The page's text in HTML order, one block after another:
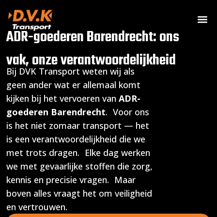
ADR-goederen Barendrecht: ons
vak, onze verantwoordelijkheid
Bij DVK Transport weten wij als
geen ander wat er allemaal komt
kijken bij het vervoeren vanADR-
goederen Barendrecht. Voor ons
is het niet zomaar transport — het
is een verantwoordelijkheid die we
met trots dragen. Elke dag werken
we met gevaarlijke stoffen die zorg,
kennis en precisie vragen. Maar
boven alles vraagt het om veiligheid
en vertrouwen.